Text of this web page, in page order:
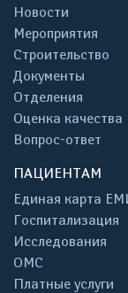
Новости
Мероприятия
Строительство
Документы
Отделения
Оценка качества
Вопрос-ответ
ПАЦИЕНТАМ
Единая карта
Госпитализация
Исследования
ОМС
Платные услуги